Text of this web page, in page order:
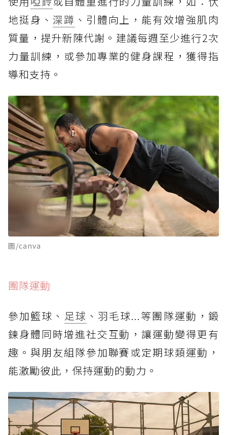
地挺身、 深蹲 、引體向上，能有效增強肌肉
質量，提升新陳代謝。建議每週至少進行2次
力量訓練，或參加專業的健身課程，獲得指
導和支持。
圖/canva
團隊運動
參加籃球、 足球 、羽毛球...等團隊運動，鍛
鍊身體同時增進社交互動，讓運動變得更有
趣。與朋友組隊參加聯賽或定期球類運動，
能激勵彼此，保持運動的動力。